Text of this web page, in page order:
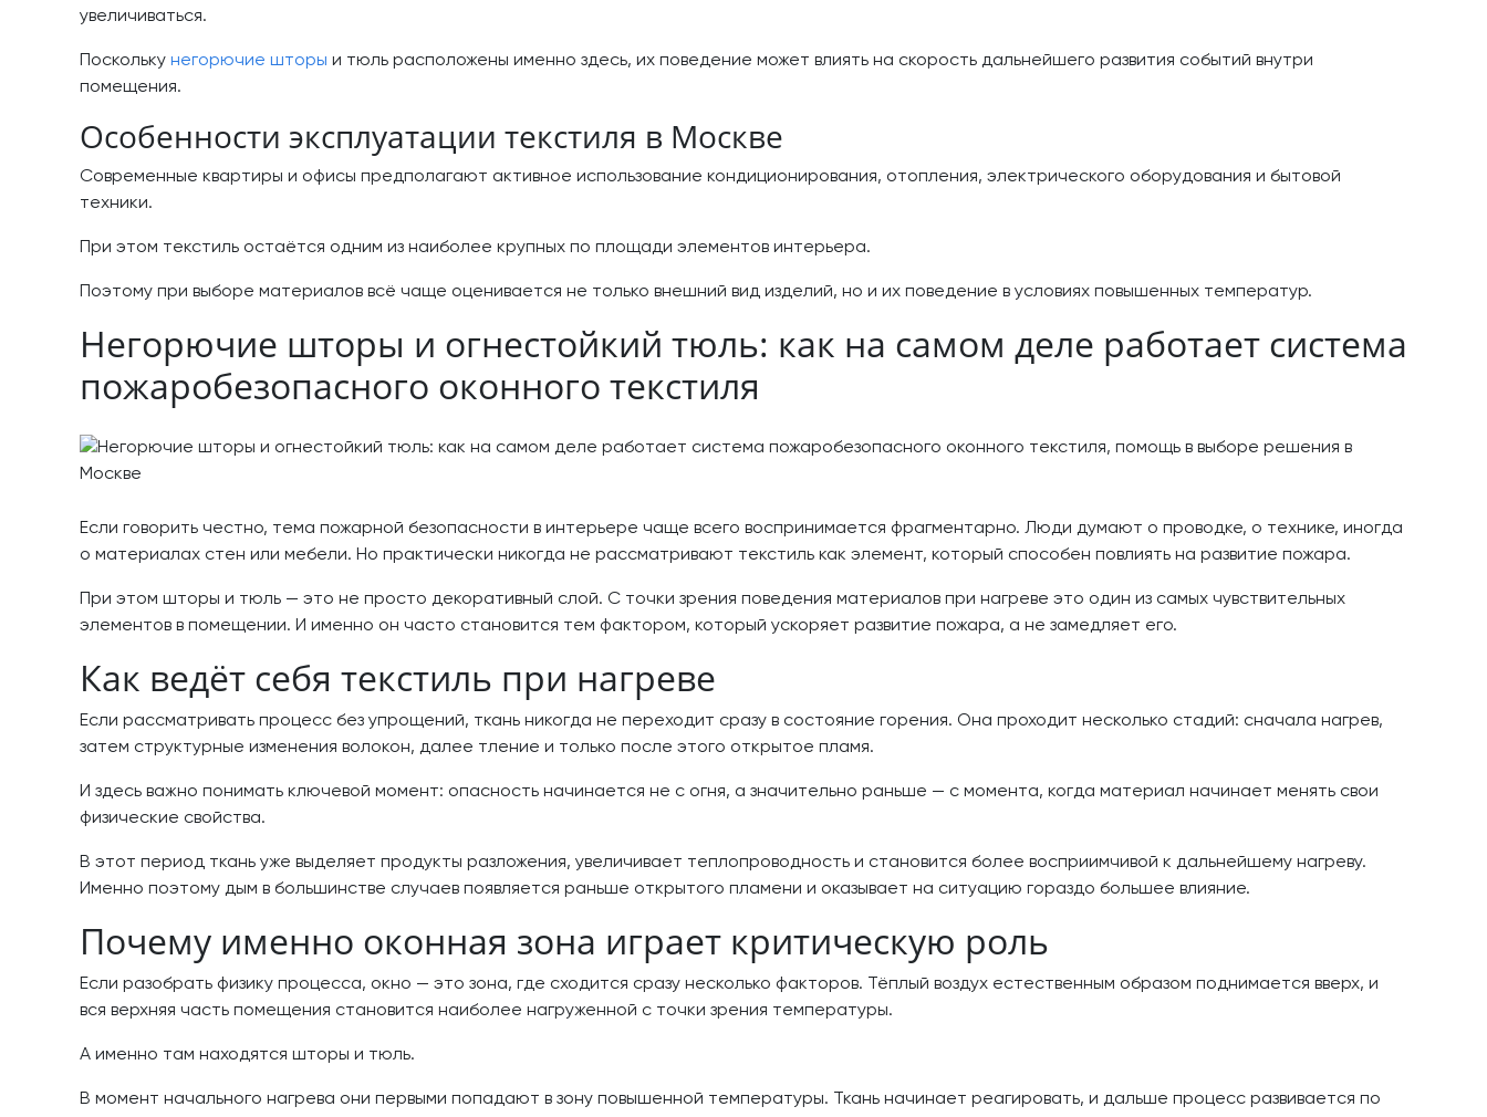
увеличиваться.
Поскольку негорючие шторы и тюль расположены именно здесь, их поведение может влиять на скорость дальнейшего развития событий внутри
помещения.
Особенности эксплуатации текстиля в Москве
Современные квартиры и офисы предполагают активное использование кондиционирования, отопления, электрического оборудования и бытовой
техники.
При этом текстиль остаётся одним из наиболее крупных по площади элементов интерьера.
Поэтому при выборе материалов всё чаще оценивается не только внешний вид изделий, но и их поведение в условиях повышенных температур.
Негорючие шторы и огнестойкий тюль: как на самом деле работает система
пожаробезопасного оконного текстиля
Если говорить честно, тема пожарной безопасности в интерьере чаще всего воспринимается фрагментарно. Люди думают о проводке, о технике, иногда
о материалах стен или мебели. Но практически никогда не рассматривают текстиль как элемент, который способен повлиять на развитие пожара.
При этом шторы и тюль — это не просто декоративный слой. С точки зрения поведения материалов при нагреве это один из самых чувствительных
элементов в помещении. И именно он часто становится тем фактором, который ускоряет развитие пожара, а не замедляет его.
Как ведёт себя текстиль при нагреве
Если рассматривать процесс без упрощений, ткань никогда не переходит сразу в состояние горения. Она проходит несколько стадий: сначала нагрев,
затем структурные изменения волокон, далее тление и только после этого открытое пламя.
И здесь важно понимать ключевой момент: опасность начинается не с огня, а значительно раньше — с момента, когда материал начинает менять свои
физические свойства.
В этот период ткань уже выделяет продукты разложения, увеличивает теплопроводность и становится более восприимчивой к дальнейшему нагреву.
Именно поэтому дым в большинстве случаев появляется раньше открытого пламени и оказывает на ситуацию гораздо большее влияние.
Почему именно оконная зона играет критическую роль
Если разобрать физику процесса, окно — это зона, где сходится сразу несколько факторов. Тёплый воздух естественным образом поднимается вверх, и
вся верхняя часть помещения становится наиболее нагруженной с точки зрения температуры.
А именно там находятся шторы и тюль.
В момент начального нагрева они первыми попадают в зону повышенной температуры. Ткань начинает реагировать, и дальше процесс развивается по